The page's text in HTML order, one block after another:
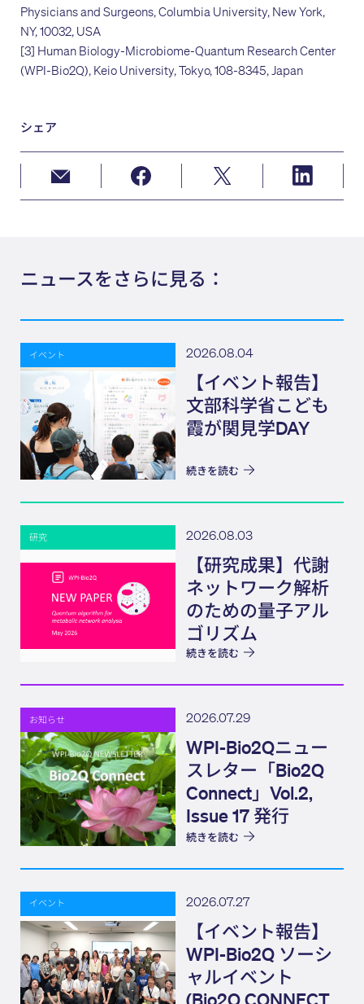
Physicians and Surgeons, Columbia University, New York,
NY, 10032, USA
[3] Human Biology-Microbiome-Quantum Research Center
(WPI-Bio2Q), Keio University, Tokyo, 108-8345, Japan
シェア
ニュースをさらに見る：
イベント 2026.08.04
【イベント報告】
文部科学省こども
霞が関見学DAY
続きを読む
研究 2026.08.03
【研究成果】代謝
ネットワーク解析
のための量子アル
ゴリズム
続きを読む
お知らせ 2026.07.29
WPI-Bio2Qニュー
スレター「Bio2Q
Connect」Vol.2,
Issue 17 発行
続きを読む
イベント 2026.07.27
【イベント報告】
WPI-Bio2Q ソーシ
ャルイベント
(Bio2Q CONNECT)